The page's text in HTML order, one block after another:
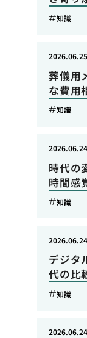
知識
葬儀用
な費用
2026.06.25
知識
時代の
時間感
2026.06.24
知識
デジタ
代の比
2026.06.24
知識
2026.06.24